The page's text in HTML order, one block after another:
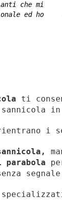
che mi
ed ho
ti
i